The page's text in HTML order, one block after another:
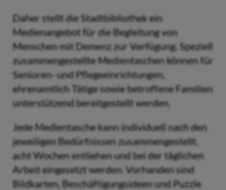
Daher stellt die Stadtbibliothek ein
Medienangebot für die Begleitung von
Menschen mit Demenz zur Verfügung. Speziell
zusammengestellte Medientaschen können für
Senioren- und Pflegeeinrichtungen,
ehrenamtlich Tätige sowie betroffene Familien
unterstützend bereitgestellt werden.
Jede Medientasche kann individuell nach den
jeweiligen Bedürfnissen zusammengestellt,
acht Wochen entliehen und bei der täglichen
Arbeit eingesetzt werden. Vorhanden sind
Bildkarten, Beschäftigungsideen und Puzzle